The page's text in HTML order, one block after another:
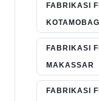
FABRIKASI
FABRIKASI
MAKASSAR
FABRIKASI